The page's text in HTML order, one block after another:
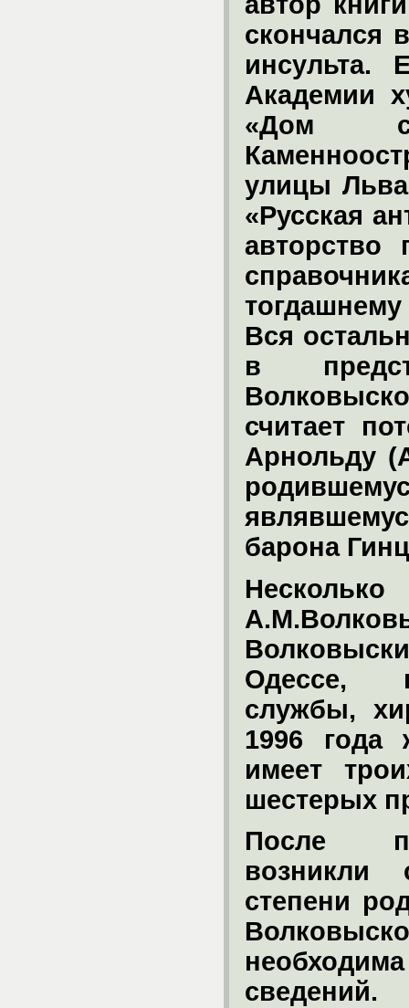
скончался
инсульта.
Академии
«Дом с
улицы
«Русская
авторство
Вся
в
считает
Арнольду
барона
Одессе,
службы,
1996 года
имеет
шестерых
После
степени
сведений.